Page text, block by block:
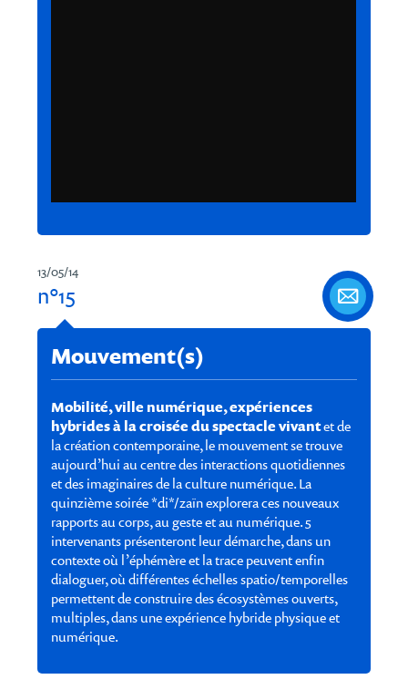
13/05/14
n°15
Mouvement(s)
Mobilité, ville numérique, expériences
hybrides à la croisée du spectacle vivantet de
la création contemporaine, le mouvement se trouve
aujourd’hui au centre des interactions quotidiennes
et des imaginaires de la culture numérique. La
quinzième soirée *di*/zaïn explorera ces nouveaux
rapports au corps, au geste et au numérique. 5
intervenants présenteront leur démarche, dans un
contexte où l’éphémère et la trace peuvent enfin
dialoguer, où différentes échelles spatio/temporelles
permettent de construire des écosystèmes ouverts,
multiples, dans une expérience hybride physique et
numérique.